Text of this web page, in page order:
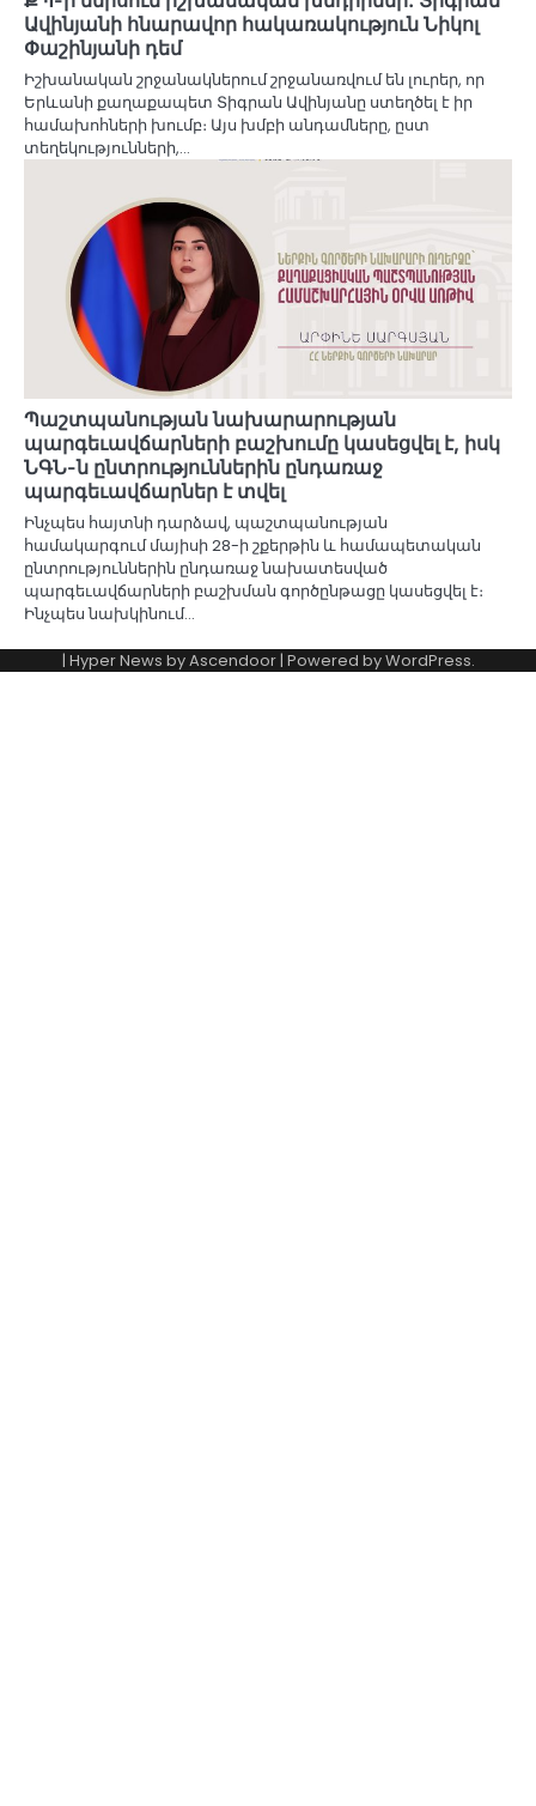
Ավինյանի հնարավոր հակառակություն Նիկոլ
Փաշինյանի դեմ
Իշխանական շրջանակներում շրջանառվում են լուրեր, որ
Երևանի քաղաքապետ Տիգրան Ավինյանը ստեղծել է իր
համախոհների խումբ։ Այս խմբի անդամները, ըստ
տեղեկությունների,…
Պաշտպանության նախարարության
պարգեւավճարների բաշխումը կասեցվել է, իսկ
ՆԳՆ-ն ընտրություններին ընդառաջ
պարգեւավճարներ է տվել
Ինչպես հայտնի դարձավ, պաշտպանության
համակարգում մայիսի 28-ի շքերթին և համապետական
ընտրություններին ընդառաջ նախատեսված
պարգեւավճարների բաշխման գործընթացը կասեցվել է։
Ինչպես նախկինում…
| Hyper News byAscendoor| Powered byWordPress.